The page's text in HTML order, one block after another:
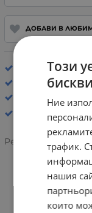
ДОБАВИ В
Хастар:
Стелка:
Официални
Рейтинг:
Този
Ние
трафик.
нашия
които